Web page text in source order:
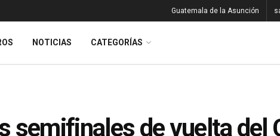
Guatemala de la Asunción
NOTICIAS CATEGORÍAS
semifinales de vuelta del